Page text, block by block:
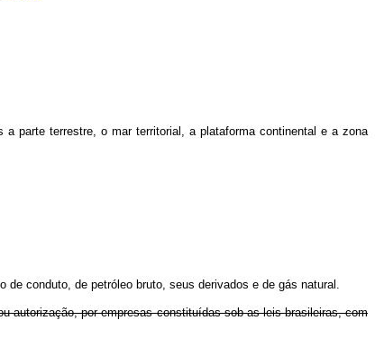
parte terrestre, o mar territorial, a plataforma continental e a zona
conduto, de petróleo bruto, seus derivados e de gás natural.
autorização, por empresas constituídas sob as leis brasileiras, com